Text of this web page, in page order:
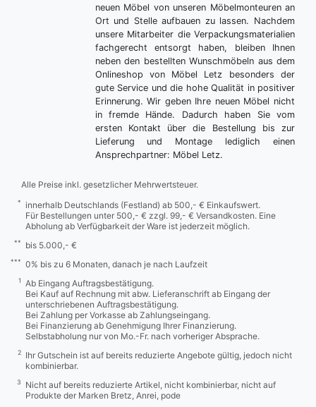
neuen Möbel von unseren Möbelmonteuren an
Ort und Stelle aufbauen zu lassen. Nachdem
unsere Mitarbeiter die Verpackungsmaterialien
fachgerecht entsorgt haben, bleiben Ihnen
neben den bestellten Wunschmöbeln aus dem
Onlineshop von Möbel Letz besonders der
gute Service und die hohe Qualität in positiver
Erinnerung. Wir geben Ihre neuen Möbel nicht
in fremde Hände. Dadurch haben Sie vom
ersten Kontakt über die Bestellung bis zur
Lieferung und Montage lediglich einen
Ansprechpartner: Möbel Letz.
Alle Preise inkl. gesetzlicher Mehrwertsteuer.
*
innerhalb Deutschlands (Festland) ab 500,- € Einkaufswert.
Für Bestellungen unter 500,- € zzgl. 99,- € Versandkosten. Eine
Abholung ab Verfügbarkeit der Ware ist jederzeit möglich.
** bis 5.000,- €
*** 0% bis zu 6 Monaten, danach je nach Laufzeit
1
Ab Eingang Auftragsbestätigung.
Bei Kauf auf Rechnung mit abw. Lieferanschrift ab Eingang der
unterschriebenen Auftragsbestätigung.
Bei Zahlung per Vorkasse ab Zahlungseingang.
Bei Finanzierung ab Genehmigung Ihrer Finanzierung.
Selbstabholung nur von Mo.-Fr. nach vorheriger Absprache.
2
Ihr Gutschein ist auf bereits reduzierte Angebote gültig, jedoch nicht
kombinierbar.
3
Nicht auf bereits reduzierte Artikel, nicht kombinierbar, nicht auf
Produkte der Marken Bretz, Anrei, pode